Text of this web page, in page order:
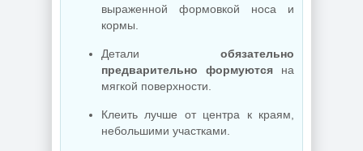
выраженной формовкой носа и
кормы.
Детали обязательно
предварительно формуются на
мягкой поверхности.
Клеить лучше от центра к краям,
небольшими участками.